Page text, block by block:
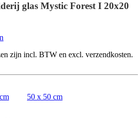
glas Mystic Forest I 20x20
zijn incl. BTW en excl. verzendkosten.
50 x 50 cm